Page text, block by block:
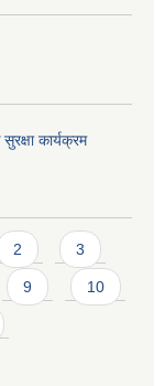
कार्यक्रम
2 3
9 10